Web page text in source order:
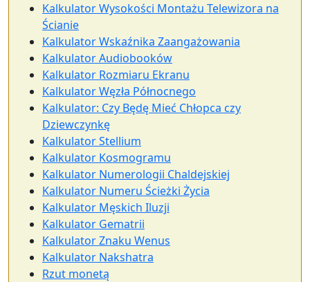
Kalkulator Wysokości Montażu Telewizora na
Ścianie
Kalkulator Wskaźnika Zaangażowania
Kalkulator Audiobooków
Kalkulator Rozmiaru Ekranu
Kalkulator Węzła Północnego
Kalkulator: Czy Będę Mieć Chłopca czy
Dziewczynkę
Kalkulator Stellium
Kalkulator Kosmogramu
Kalkulator Numerologii Chaldejskiej
Kalkulator Numeru Ścieżki Życia
Kalkulator Męskich Iluzji
Kalkulator Gematrii
Kalkulator Znaku Wenus
Kalkulator Nakshatra
Rzut monetą